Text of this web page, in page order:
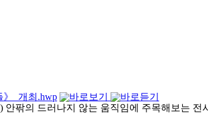
》_개최.hwp
안팎의 드러나지 않는 움직임에 주목해보는 전시